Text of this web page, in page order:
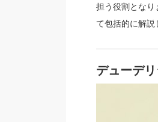
担う役割となり
て包括的に解説
デューデ